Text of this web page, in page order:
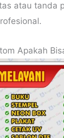
atau tanda
Apakah